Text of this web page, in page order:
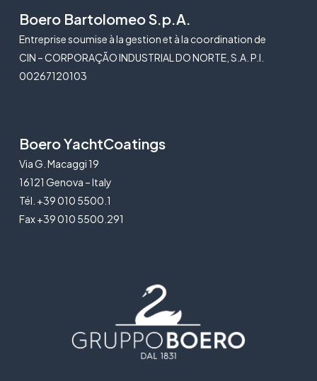
Boero Bartolomeo S.p.A.
Entreprise soumise à la gestion et à la coordination de
CIN – CORPORAÇÃO INDUSTRIAL DO NORTE, S.A. P.I.
00267120103
Boero YachtCoatings
Via G. Macaggi 19
16121 Genova – Italy
Tél. +39 010 5500.1
Fax +39 010 5500.291